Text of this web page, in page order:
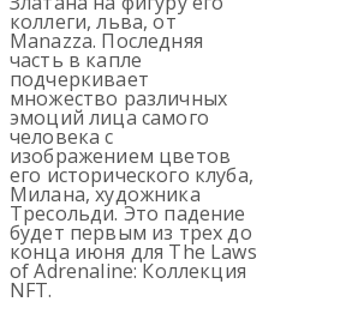
коллеги, льва, от
Manazza. Последняя
часть в капле
подчеркивает
множество различных
эмоций лица самого
человека с
изображением цветов
его исторического клуба,
Милана, художника
Тресольди. Это падение
будет первым из трех до
конца июня для The Laws
of Adrenaline: Коллекция
NFT.